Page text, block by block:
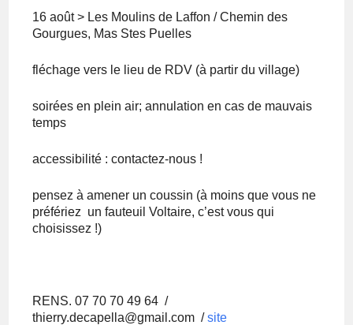
16 août > Les Moulins de Laffon / Chemin des
Gourgues, Mas Stes Puelles
fléchage vers le lieu de RDV (à partir du village)
soirées en plein air; annulation en cas de mauvais
temps
accessibilité : contactez-nous !
pensez à amener un coussin (à moins que vous ne
préfériez un fauteuil Voltaire, c’est vous qui
choisissez !)
RENS. 07 70 70 49 64 /
thierry.decapella@gmail.com /site